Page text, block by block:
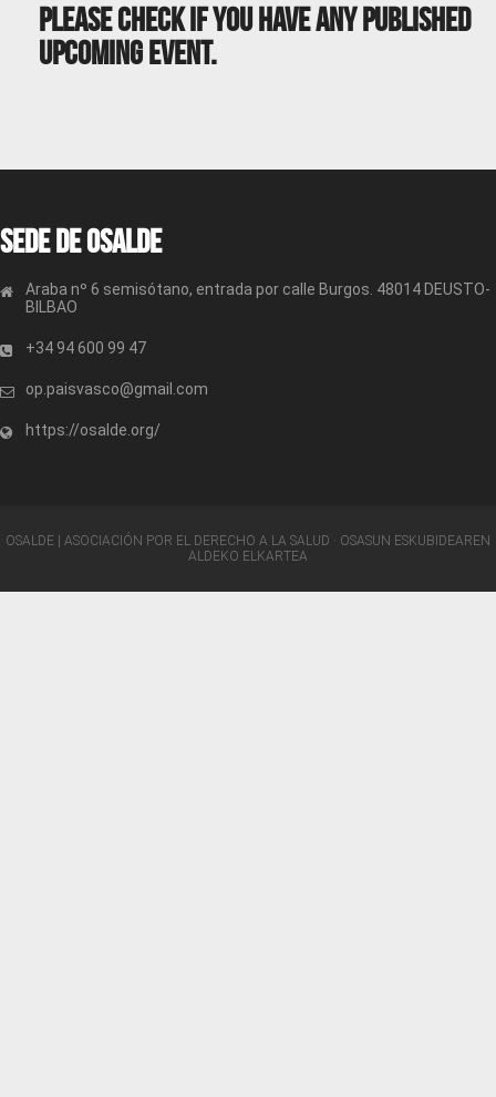
Please Check If You Have Any Published
Upcoming Event.
Sede de OSALDE
Araba nº 6 semisótano, entrada por calle Burgos. 48014 DEUSTO-
BILBAO
+34 94 600 99 47
op.paisvasco@gmail.com
https://osalde.org/
OSALDE | ASOCIACIÓN POR EL DERECHO A LA SALUD · OSASUN ESKUBIDEAREN
ALDEKO ELKARTEA